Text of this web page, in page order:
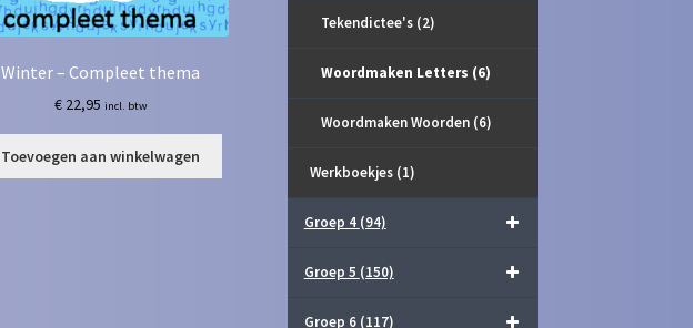
Winter – Compleet thema
€22,95 incl. btw
Toevoegen aan winkelwagen
Tekendictee's (2)
Woordmaken Letters (6)
Woordmaken Woorden (6)
Werkboekjes (1)
Groep 4 (94)
Groep 5 (150)
Groep 6 (117)